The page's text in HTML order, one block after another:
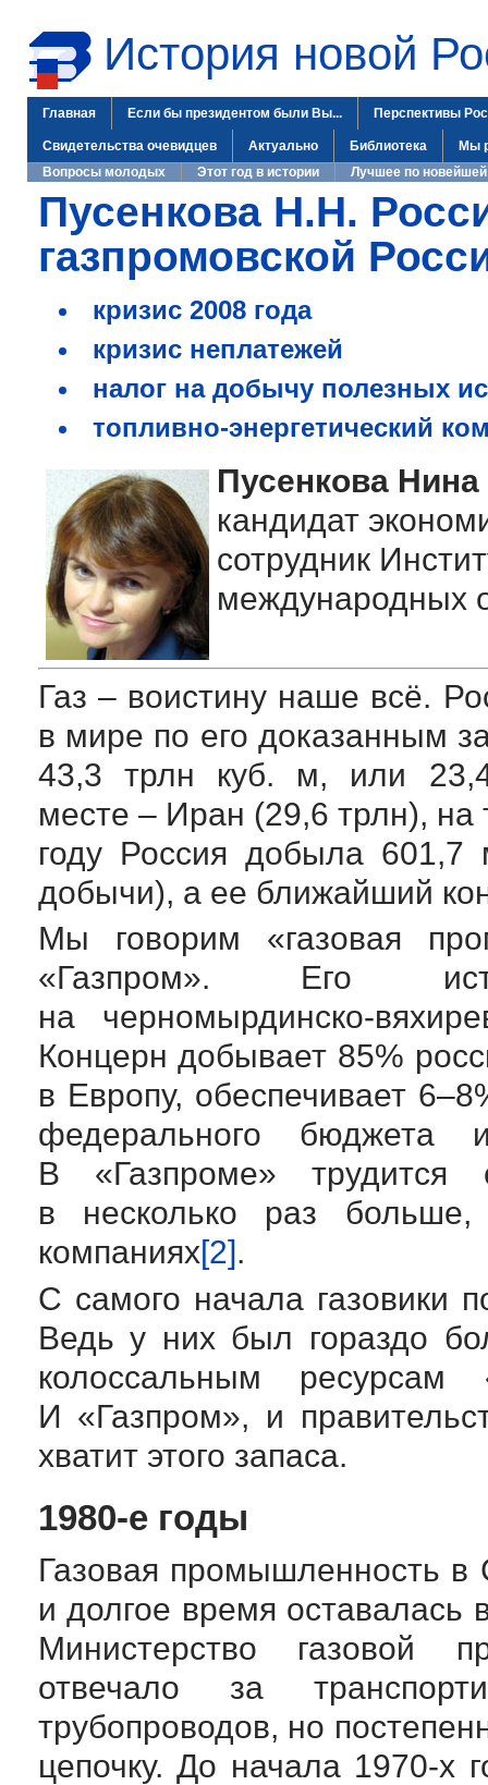
История новой
Главная Если бы президентом были Вы... Перспективы
Свидетельства очевидцев Актуально Библиотека
Мы
Вопросы молодых
Этот год в истории Лучшее по новейшей
Пусенкова Н.Н.
газпромовской
кризис 2008 года
кризис неплатежей
налог на добычу полезных
топливно-энергетический
Пусенкова
кандидат
сотрудник
международных
Газ – воистину наше всё.
в мире по его доказанным
43,3 трлн куб. м, или
месте – Иран (29,6 трлн),
году Россия добыла
добычи), а ее ближайший
Мы говорим «газовая
«Газпром». Его
на черномырдинско-
Концерн добывает 85%
в Европу, обеспечивает
федерального бюджета
В «Газпроме»
в несколько раз
компаниях[2].
С самого начала газовики
Ведь у них был гораздо
колоссальным
И «Газпром», и
хватит этого запаса.
1980-егоды
Газовая промышленность
и долгое время оставалась
Министерство газовой
отвечало за
трубопроводов, но
цепочку. До начала 1970-х